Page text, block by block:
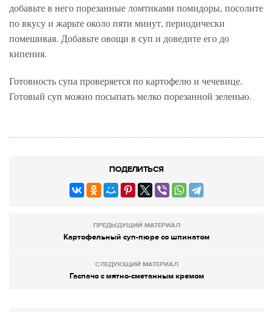
добавьте в него порезанные ломтиками помидоры, посолите
по вкусу и жарьте около пяти минут, периодически
помешивая. Добавьте овощи в суп и доведите его до
кипения.
Готовность супа проверяется по картофелю и чечевице.
Готовый суп можно посыпать мелко порезанной зеленью.
ПОДЕЛИТЬСЯ
ПРЕДЫДУЩИЙ МАТЕРИАЛ
Картофельный суп-пюре со шпинатом
СЛЕДУЮЩИЙ МАТЕРИАЛ
Гаспачо с мятно-сметанным кремом